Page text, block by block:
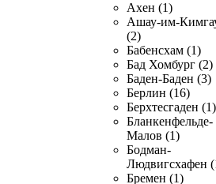
Ахен (1)
Ашау-им-
(2)
Бабенсхам (1)
Бад Хомбург (2)
Баден-Баден (3)
Берлин (16)
Берхтесгаден (1)
Бланкенфельде-
Малов (1)
Бодман-
Людвигсхафен
Бремен (1)